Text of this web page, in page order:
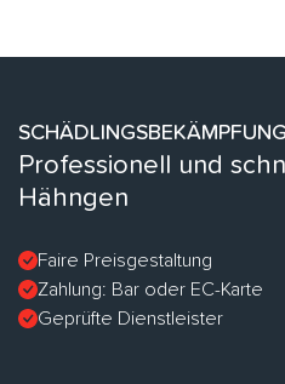
SCHÄDLINGSBEKÄMPFUNG
Professionell und
Hähngen
Faire Preisgestaltung
Zahlung: Bar oder EC-Karte
Geprüfte Dienstleister